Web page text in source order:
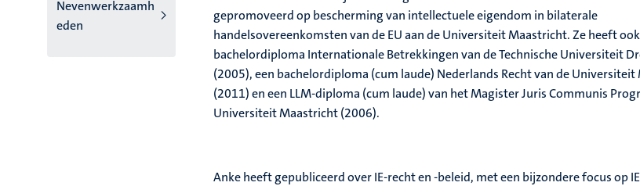
Nevenwerkzaamh
eden
gepromoveerd op bescherming van intellectuele eigendom in bilaterale
handelsovereenkomsten van de EU aan de Universiteit Maastricht. Ze heeft
bachelordiploma Internationale Betrekkingen van de Technische Universiteit
(2005), een bachelordiploma (cum laude) Nederlands Recht van de
(2011) en een LLM-diploma (cum laude) van het Magister Juris Communis
Universiteit Maastricht (2006).
Anke heeft gepubliceerd over IE-recht en -beleid, met een bijzondere focus op